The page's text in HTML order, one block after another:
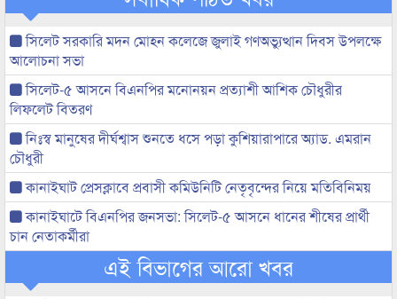
সিলেট সরকারি মদন মোহন কলেজে জুলাই গণঅভ্যুত্থান দিবস উপলক্ষে
আলোচনা সভা
সিলেট-৫ আসনে বিএনপির মনোনয়ন প্রত্যাশী আশিক চৌধুরীর
লিফলেট বিতরণ
নিঃস্ব মানুষের দীর্ঘশ্বাস শুনতে ধসে পড়া কুশিয়ারাপারে অ্যাড. এমরান
চৌধুরী
কানাইঘাট প্রেসক্লাবে প্রবাসী কমিউনিটি নেতৃবৃন্দের নিয়ে মতিবিনিময়
কানাইঘাটে বিএনপির জনসভা: সিলেট-৫ আসনে ধানের শীষের প্রার্থী
চান নেতাকর্মীরা
এই বিভাগের আরো খবর